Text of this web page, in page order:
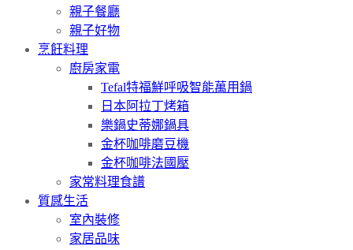
親子餐廳
親子好物
烹飪料理
廚房家電
Tefal特福鮮呼吸智能萬用鍋
日本阿拉丁烤箱
樂鍋史蒂娜鍋具
金杯咖啡磨豆機
金杯咖啡法國壓
家常料理食譜
質感生活
室內裝修
家居品味